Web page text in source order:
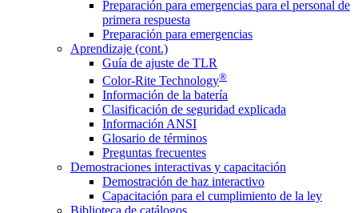
Preparación para emergencias para el personal de
primera respuesta
Preparación para emergencias
Aprendizaje (cont.)
Guía de ajuste de TLR
Color-Rite Technology®
Información de la batería
Clasificación de seguridad explicada
Información ANSI
Glosario de términos
Preguntas frecuentes
Demostraciones interactivas y capacitación
Demostración de haz interactivo
Capacitación para el cumplimiento de la ley